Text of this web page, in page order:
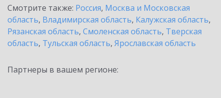
Смотрите также: Россия, Москва и Московская
область, Владимирская область, Калужская область,
Рязанская область, Смоленская область, Тверская
область, Тульская область, Ярославская область
Партнеры в вашем регионе: